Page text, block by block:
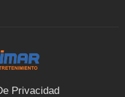
Privacidad